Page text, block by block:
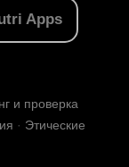
Apps
и проверка
· Этические